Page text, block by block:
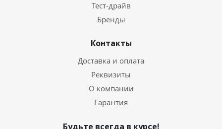
Тест-драйв
Бренды
Контакты
Доставка и оплата
Реквизиты
О компании
Гарантия
Будьте всегда в курсе!